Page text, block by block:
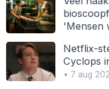
'Mensen
Netflix-
Cyclops
• 7 aug